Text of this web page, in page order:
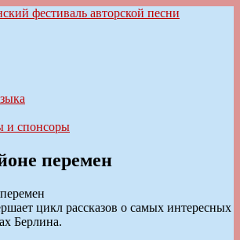
авторской песни
и спонсоры
перемен
цикл рассказов о самых интересных
Берлина.